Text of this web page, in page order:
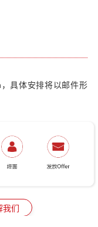
具体安排将以邮件形